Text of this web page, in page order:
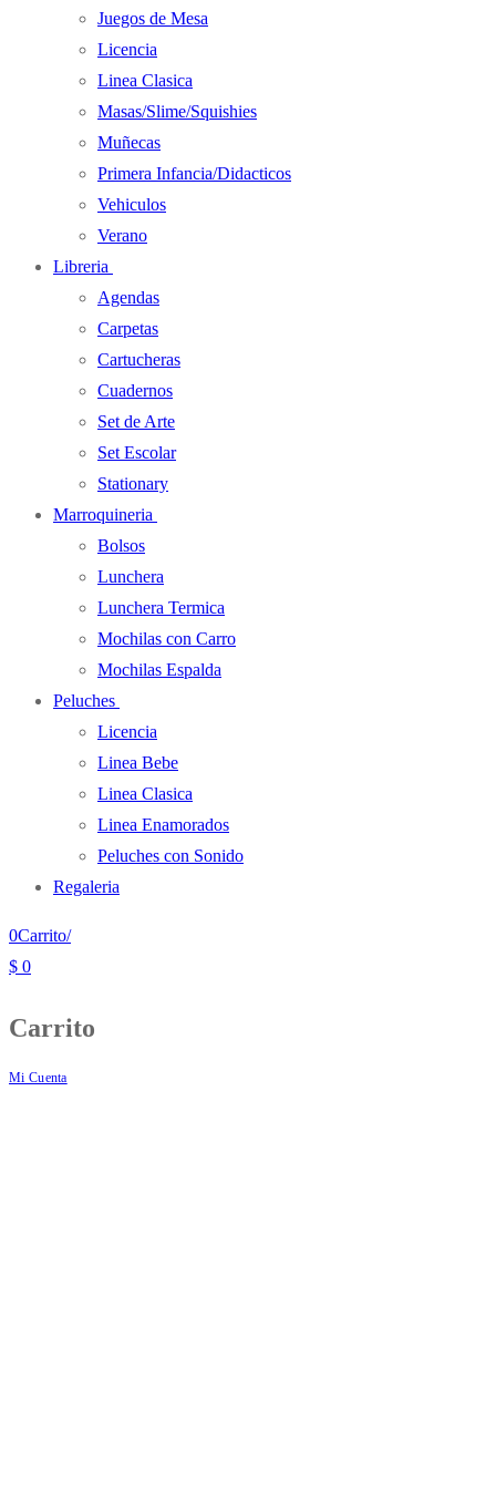
Juegos de Mesa
Licencia
Linea Clasica
Masas/Slime/Squishies
Muñecas
Primera Infancia/Didacticos
Vehiculos
Verano
Libreria
Agendas
Carpetas
Cartucheras
Cuadernos
Set de Arte
Set Escolar
Stationary
Marroquineria
Bolsos
Lunchera
Lunchera Termica
Mochilas con Carro
Mochilas Espalda
Peluches
Licencia
Linea Bebe
Linea Clasica
Linea Enamorados
Peluches con Sonido
Regaleria
0Carrito/
$ 0
Carrito
Mi Cuenta